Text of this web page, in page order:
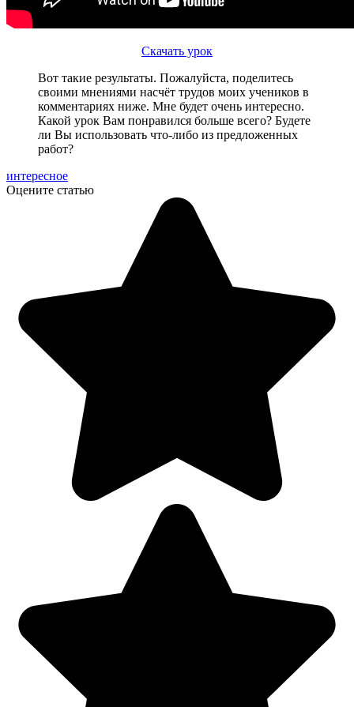
Скачать урок
Вот такие результаты. Пожалуйста, поделитесь
своими мнениями насчёт трудов моих учеников в
комментариях ниже. Мне будет очень интересно.
Какой урок Вам понравился больше всего? Будете
ли Вы использовать что-либо из предложенных
работ?
интересное
Оцените статью